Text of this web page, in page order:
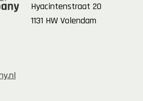
Hyacintenstraat 20
1131 HW Volendam